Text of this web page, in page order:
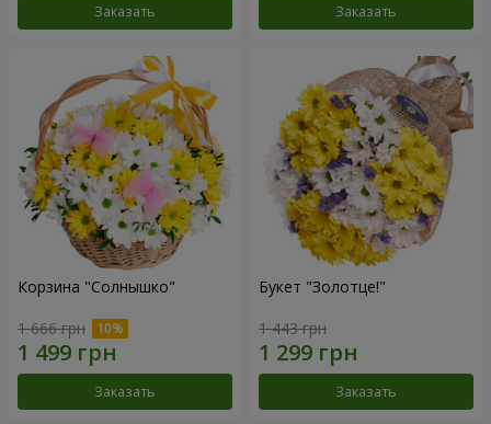
Заказать Заказать
Корзина "Солнышко"
1 666 грн
Заказать
Букет "Золотце!"
1 443 грн
Заказать